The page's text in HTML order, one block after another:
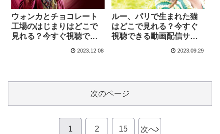
ウォンカとチョコレート
工場のはじまりはどこで
見れる？今すぐ視聴でき
る動画配信サービスを紹
2023.12.08
ルー、パリで生まれた猫
はどこで見れる？今すぐ
視聴できる動画配信サー
2023.09.29
次のページ
1 2 15 次へ